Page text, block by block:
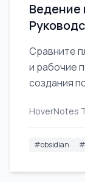
Ведение
Сравните
и рабочие
создания
HoverNotes
#obsidian #